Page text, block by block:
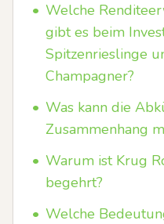
• Welche
gibt es beim
Spitzenrieslinge
Champagner?
• Was kann die
Zusammenhang
• Warum ist Krug
begehrt?
• Welche